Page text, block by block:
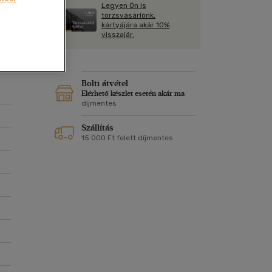
Kártya
Képeslap
Naptár
Legyen Ön is
törzsvásárlónk,
kártyájára akár 10%
visszajár.
Bolti átvétel
Elérhető készlet esetén akár ma
díjmentes
Szállítás
15 000 Ft felett díjmentes